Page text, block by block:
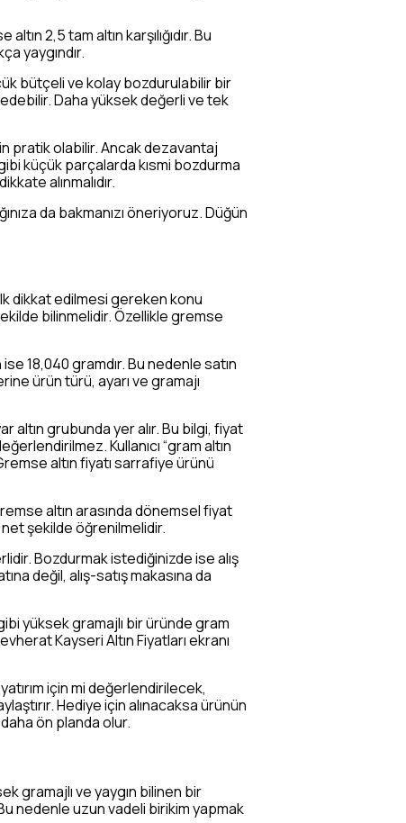
2,5 tam altın karşılığıdır. Bu
yaygındır.
bütçeli ve kolay bozdurulabilir bir
Daha yüksek değerli ve tek
pratik olabilir. Ancak dezavantaj
küçük parçalarda kısmi bozdurma
alınmalıdır.
da bakmanızı öneriyoruz. Düğün
dikkat edilmesi gereken konu
bilinmelidir. Özellikle gremse
18,040 gramdır. Bu nedenle satın
ürün türü, ayarı ve gramajı
altın grubunda yer alır. Bu bilgi, fiyat
Kullanıcı “gram altın
altın fiyatı sarrafiye ürünü
altın arasında dönemsel fiyat
net şekilde öğrenilmelidir.
Bozdurmak istediğinizde ise alış
değil, alış-satış makasına da
yüksek gramajlı bir üründe gram
Kayseri Altın Fiyatları ekranı
için mi değerlendirilecek,
Hediye için alınacaksa ürünün
ön planda olur.
gramajlı ve yaygın bilinen bir
nedenle uzun vadeli birikim yapmak